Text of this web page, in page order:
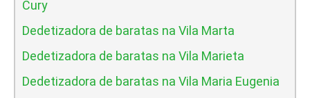
Cury
Dedetizadora de baratas na Vila Marta
Dedetizadora de baratas na Vila Marieta
Dedetizadora de baratas na Vila Maria Eugenia